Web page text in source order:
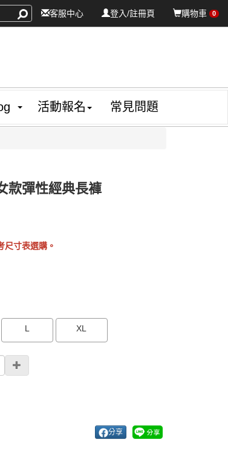
購物車 0
登入/註冊頁
客服中心
活動報名 常見問題
款彈性經典長褲
尺寸表選購。
L XL
分享